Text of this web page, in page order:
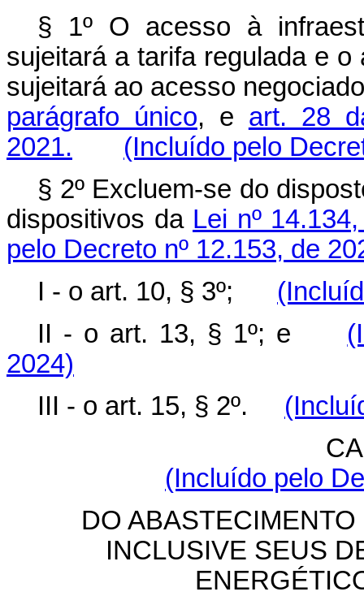
§ 1º O acesso à
sujeitará a tarifa regulada e
sujeitará ao acesso
parágrafo único, e art. 28
2021.
(Incluído pelo
§ 2º Excluem-se do
dispositivos da Lei nº
pelo Decreto nº 12.153, de
I - o art. 10, § 3º;
II - o art. 13, § 1º; e
2024)
III - o art. 15, § 2º.
(Incluído pelo
DO
INCLUSIVE SEUS